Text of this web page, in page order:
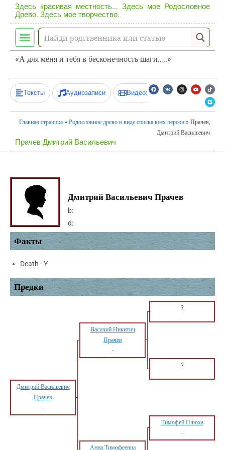
Здесь красивая местность... Здесь мое Родословное
Древо. Здесь мое творчество.
«А для меня и тебя в бесконечность шаги…..»
Тексты Аудиозаписи Видеозаписи
Главная страница » Родословное древо в виде списка всех персон » Прачев,
Дмитрий Васильевич
Прачев Дмитрий Васильевич
Дмитрий Васильевич Прачев
b:
d:
Факты
Death - Y
Предки
?
Василий Никитич
Прачев
-
?
Дмитрий Васильевич
Прачев
-
Тимофей Плюха
-
Анна Тимофеевна